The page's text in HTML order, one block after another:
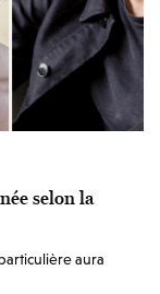
selon la
aura